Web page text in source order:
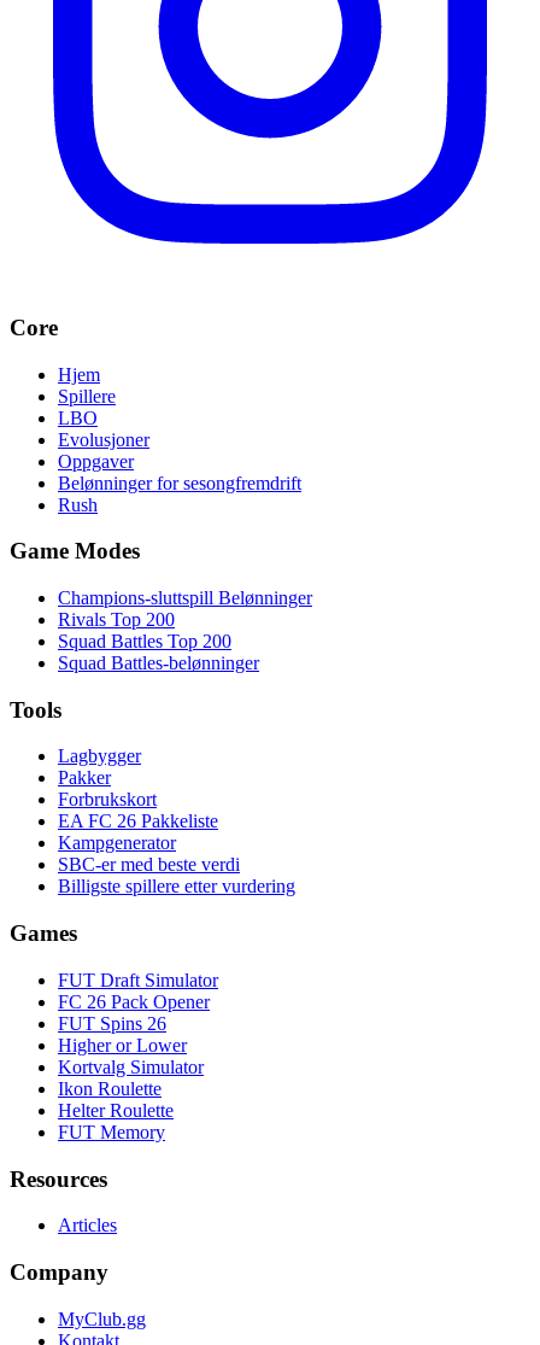
Core
Hjem
Spillere
LBO
Evolusjoner
Oppgaver
Belønninger for sesongfremdrift
Rush
Game Modes
Champions-sluttspill Belønninger
Rivals Top 200
Squad Battles Top 200
Squad Battles-belønninger
Tools
Lagbygger
Pakker
Forbrukskort
EA FC 26 Pakkeliste
Kampgenerator
SBC-er med beste verdi
Billigste spillere etter vurdering
Games
FUT Draft Simulator
FC 26 Pack Opener
FUT Spins 26
Higher or Lower
Kortvalg Simulator
Ikon Roulette
Helter Roulette
FUT Memory
Resources
Articles
Company
MyClub.gg
Kontakt